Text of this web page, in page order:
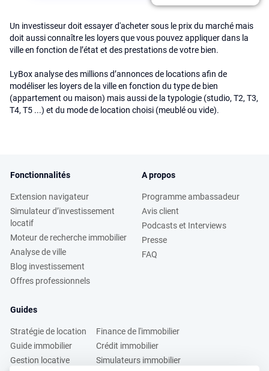
Un investisseur doit essayer d'acheter sous le prix du marché mais
doit aussi connaître les loyers que vous pouvez appliquer dans la
ville en fonction de l’état et des prestations de votre bien.
LyBox analyse des millions d’annonces de locations afin de
modéliser les loyers de la ville en fonction du type de bien
(appartement ou maison) mais aussi de la typologie (studio, T2, T3,
T4, T5 ...) et du mode de location choisi (meublé ou vide).
Fonctionnalités
Extension navigateur
Simulateur d’investissement
locatif
Moteur de recherche immobilier
Analyse de ville
Blog investissement
Offres professionnels
A propos
Programme ambassadeur
Avis client
Podcasts et Interviews
Presse
FAQ
Guides
Stratégie de location
Guide immobilier
Gestion locative
Finance de l'immobilier
Crédit immobilier
Simulateurs immobilier